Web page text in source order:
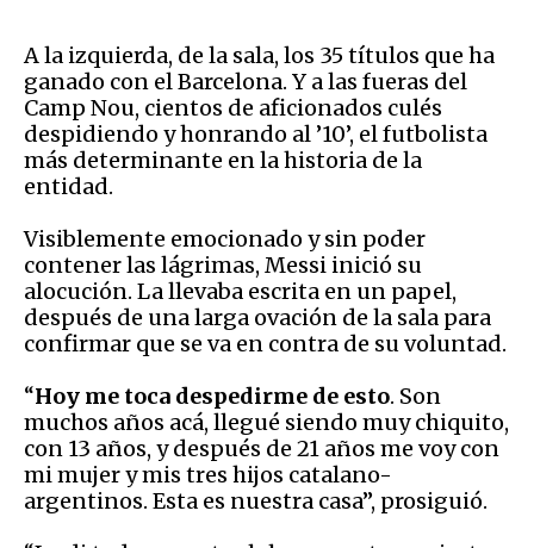
A la izquierda, de la sala, los 35 títulos que ha
ganado con el Barcelona. Y a las fueras del
Camp Nou, cientos de aficionados culés
despidiendo y honrando al ’10’, el futbolista
más determinante en la historia de la
entidad.
Visiblemente emocionado y sin poder
contener las lágrimas, Messi inició su
alocución. La llevaba escrita en un papel,
después de una larga ovación de la sala para
confirmar que se va en contra de su voluntad.
“Hoy me toca despedirme de esto. Son
muchos años acá, llegué siendo muy chiquito,
con 13 años, y después de 21 años me voy con
mi mujer y mis tres hijos catalano-
argentinos. Esta es nuestra casa”, prosiguió.